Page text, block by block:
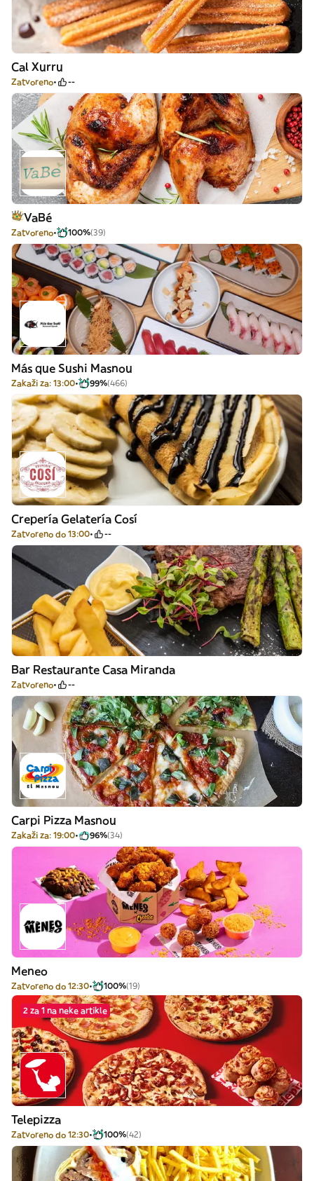
Cal Xurru
Zatvoreno --
VaBé
Zatvoreno 100%(39)
Más que Sushi Masnou
Zakaži za: 13:00 99%(466)
Crepería Gelatería Cosí
Zatvoreno do 13:00 --
Bar Restaurante Casa Miranda
Zatvoreno --
Carpi Pizza Masnou
Zakaži za: 19:00 96%(34)
Meneo
Zatvoreno do 12:30 100%(19)
2 za 1 na neke artikle
Telepizza
Zatvoreno do 12:30 100%(42)